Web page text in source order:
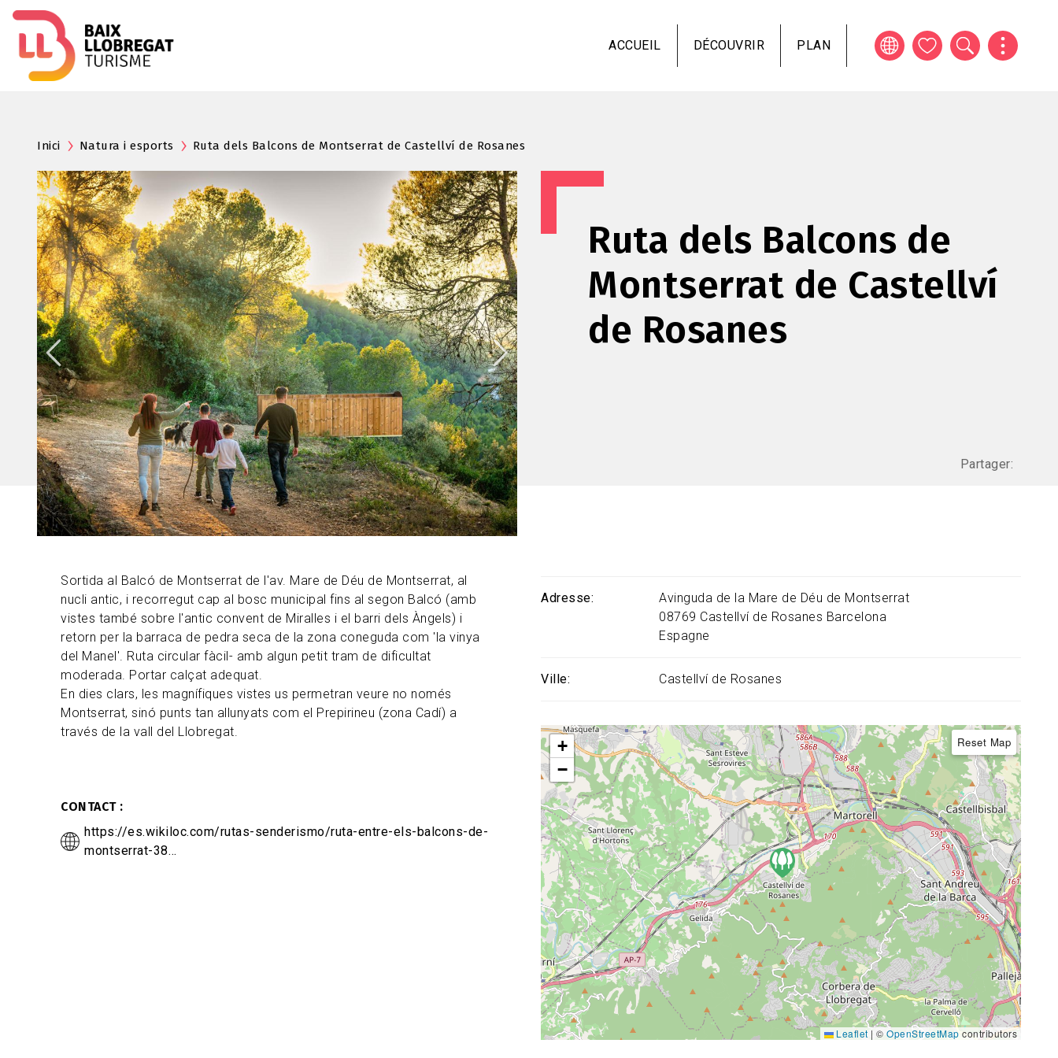
ACCUEIL DÉCOUVRIR PLAN
Inici Natura i esports Ruta dels Balcons de Montserrat de Castellví de Rosanes
Ruta dels Balcons de
Montserrat de Castellví
de Rosanes
Partager:
Sortida al Balcó de Montserrat de l'av. Mare de Déu de Montserrat, al
nucli antic, i recorregut cap al bosc municipal fins al segon Balcó (amb
vistes també sobre l'antic convent de Miralles i el barri dels Àngels) i
retorn per la barraca de pedra seca de la zona coneguda com 'la vinya
del Manel'. Ruta circular fàcil- amb algun petit tram de dificultat
moderada. Portar calçat adequat.
En dies clars, les magnífiques vistes us permetran veure no només
Montserrat, sinó punts tan allunyats com el Prepirineu (zona Cadí) a
través de la vall del Llobregat.
CONTACT
https://es.wikiloc.com/rutas-senderismo/ruta-entre-els-balcons-de-
montserrat-38…
Adresse
Avinguda de la Mare de Déu de Montserrat
08769 Castellví de Rosanes Barcelona
Espagne
Ville Castellví de Rosanes
+
−
Reset Map
Leaflet | © OpenStreetMap contributors